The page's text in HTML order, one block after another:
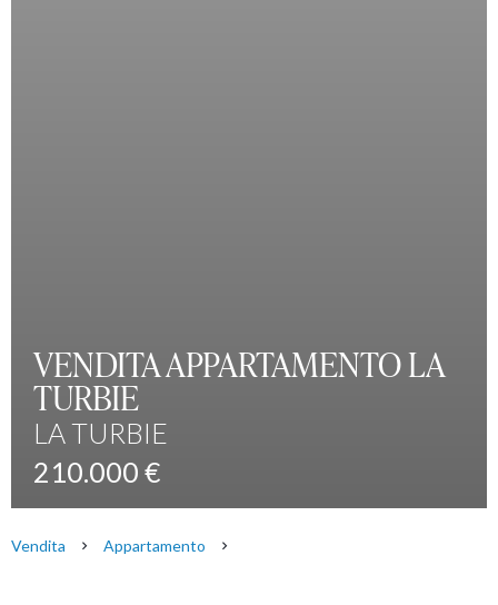
VENDITA APPARTAMENTO LA
TURBIE
LA TURBIE
210.000 €
Vendita Appartamento